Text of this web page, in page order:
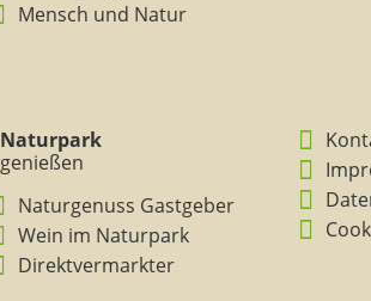
Mensch und Natur
Naturpark
genießen
Naturgenuss Gastgeber
Wein im Naturpark
Direktvermarkter